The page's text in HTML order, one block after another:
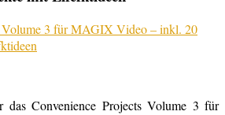
das Convenience Projects Volume 3 für